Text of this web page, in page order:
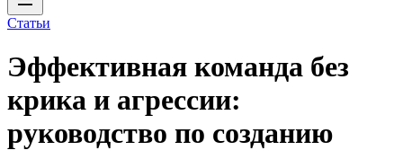
Статьи
Эффективная команда без
крика и агрессии:
руководство по созданию